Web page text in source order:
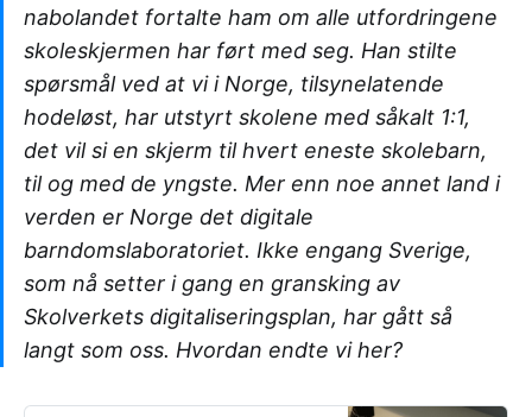
nabolandet fortalte ham om alle utfordringene
skoleskjermen har ført med seg. Han stilte
spørsmål ved at vi i Norge, tilsynelatende
hodeløst, har utstyrt skolene med såkalt 1:1,
det vil si en skjerm til hvert eneste skolebarn,
til og med de yngste. Mer enn noe annet land i
verden er Norge det digitale
barndomslaboratoriet. Ikke engang Sverige,
som nå setter i gang en gransking av
Skolverkets digitaliseringsplan, har gått så
langt som oss. Hvordan endte vi her?